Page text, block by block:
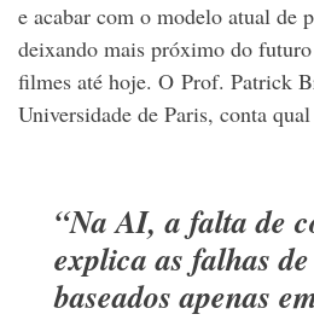
e acabar com o modelo atual de
deixando mais próximo do
filmes até hoje. O Prof. Patrick
Universidade de Paris, conta
“Na AI, a falta de
explica as falhas
baseados apenas